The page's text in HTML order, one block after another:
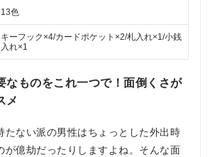
13色
キーフック×4/カードポケット×2/札入れ×1/小銭
入れ×1
なものをこれ一つで！面倒くさが
メ
たない派の男性はちょっとした外出時
が億劫だったりしますよね。そんな面